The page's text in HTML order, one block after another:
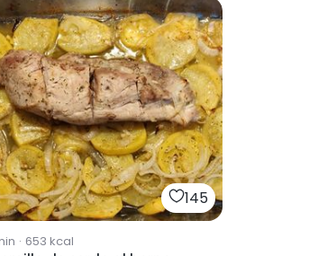
145
· 653 kcal